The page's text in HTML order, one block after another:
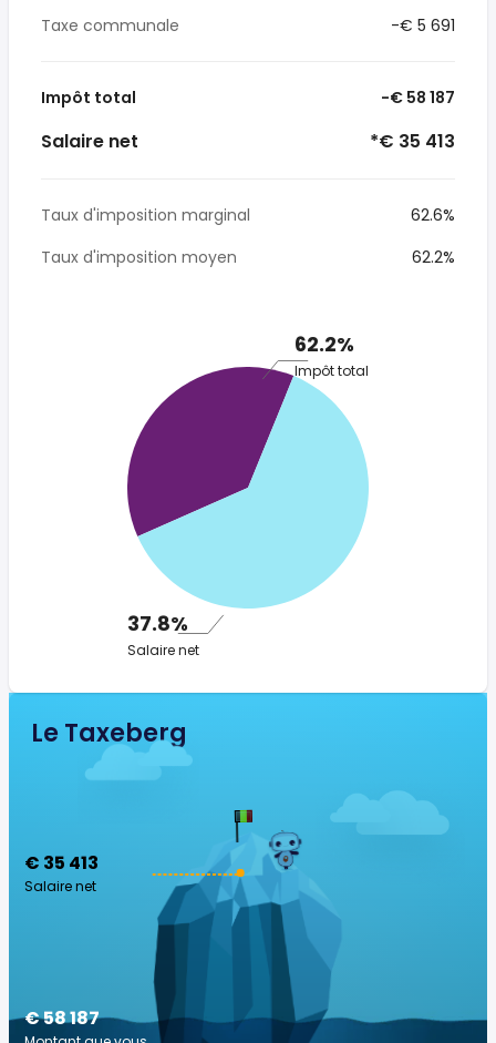
Taxe communale
-€ 5 691
Impôt total -€ 58 187
Salaire net *€ 35 413
Taux d'imposition marginal
62.6%
Taux d'imposition moyen
62.2%
62.2%
Impôt total
37.8%
Salaire net
Le Taxeberg
€ 35 413
Salaire net
€ 58 187